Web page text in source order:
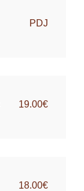
PDJ
19.00€
18.00€